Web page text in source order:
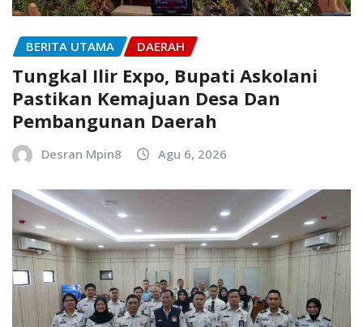
BERITA UTAMA DAERAH
Tungkal Ilir Expo, Bupati Askolani
Pastikan Kemajuan Desa Dan
Pembangunan Daerah
Desran Mpin8 Agu 6, 2026